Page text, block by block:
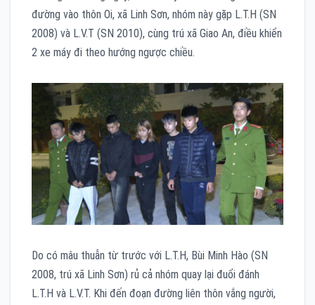
đường vào thôn Oi, xã Linh Sơn, nhóm này gặp L.T.H (SN
2008) và L.V.T (SN 2010), cùng trú xã Giao An, điều khiển
2 xe máy đi theo hướng ngược chiều.
Do có mâu thuẫn từ trước với L.T.H, Bùi Minh Hào (SN
2008, trú xã Linh Sơn) rủ cả nhóm quay lại đuổi đánh
L.T.H và L.V.T. Khi đến đoạn đường liên thôn vắng người,